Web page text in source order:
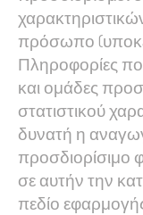
πρόσωπο
Πληροφορίες
και ομάδες
στατιστικού
δυνατή η
προσδιορίσιμο
σε αυτήν την
πεδίο